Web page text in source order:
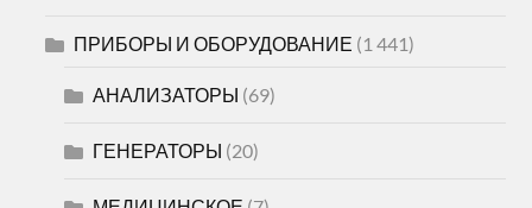
ПРИБОРЫ И ОБОРУДОВАНИЕ (1 441)
АНАЛИЗАТОРЫ (69)
ГЕНЕРАТОРЫ (20)